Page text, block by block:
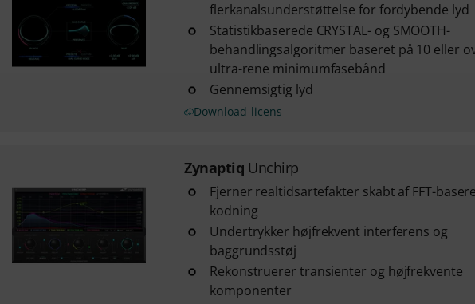
flerkanalsunderstøttelse for fordybende lyd
Statistikbaserede CRYSTAL- og SMOOTH-
behandlingsalgoritmer baseret på 10 eller
ultra-rene minimumfasebånd
Gennemsigtig lyd
Download-licens
Zynaptiq Unchirp
Fjerner realtidsartefakter skabt af FFT-
kodning
Undertrykker højfrekvent interferens og
baggrundsstøj
Rekonstruerer transienter og højfrekvente
komponenter